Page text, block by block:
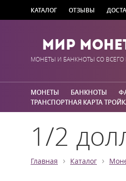
КАТАЛОГ ОТЗЫВЫ
Мир
МОНЕТЫ И БАНКНОТЫ СО ВСЕГО
МОНЕТЫ БАНКНОТЫ
ТРАНСПОРТНАЯ КАРТА
1/2
Главная › Каталог ›